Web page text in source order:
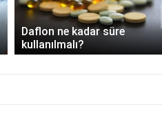
Daflon ne kadar süre
kullanılmalı?